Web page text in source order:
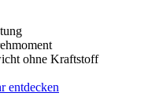
ohne Kraftstoff
entdecken